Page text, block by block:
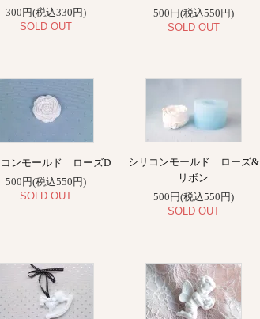
300円(税込330円)
SOLD OUT
500円(税込550円)
SOLD OUT
ンモールド ローズD
500円(税込550円)
SOLD OUT
シリコンモールド ローズ&
リボン
500円(税込550円)
SOLD OUT